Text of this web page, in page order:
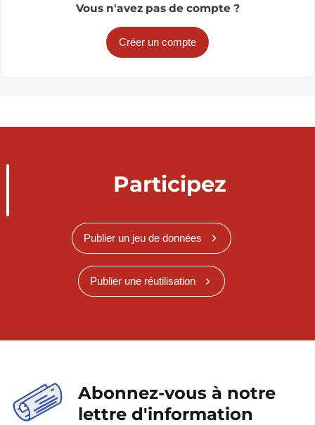
Vous n'avez pas de compte ?
Créer un compte
Participez
Publier un jeu de données
Publier une réutilisation
Abonnez-vous à notre
lettre d'information